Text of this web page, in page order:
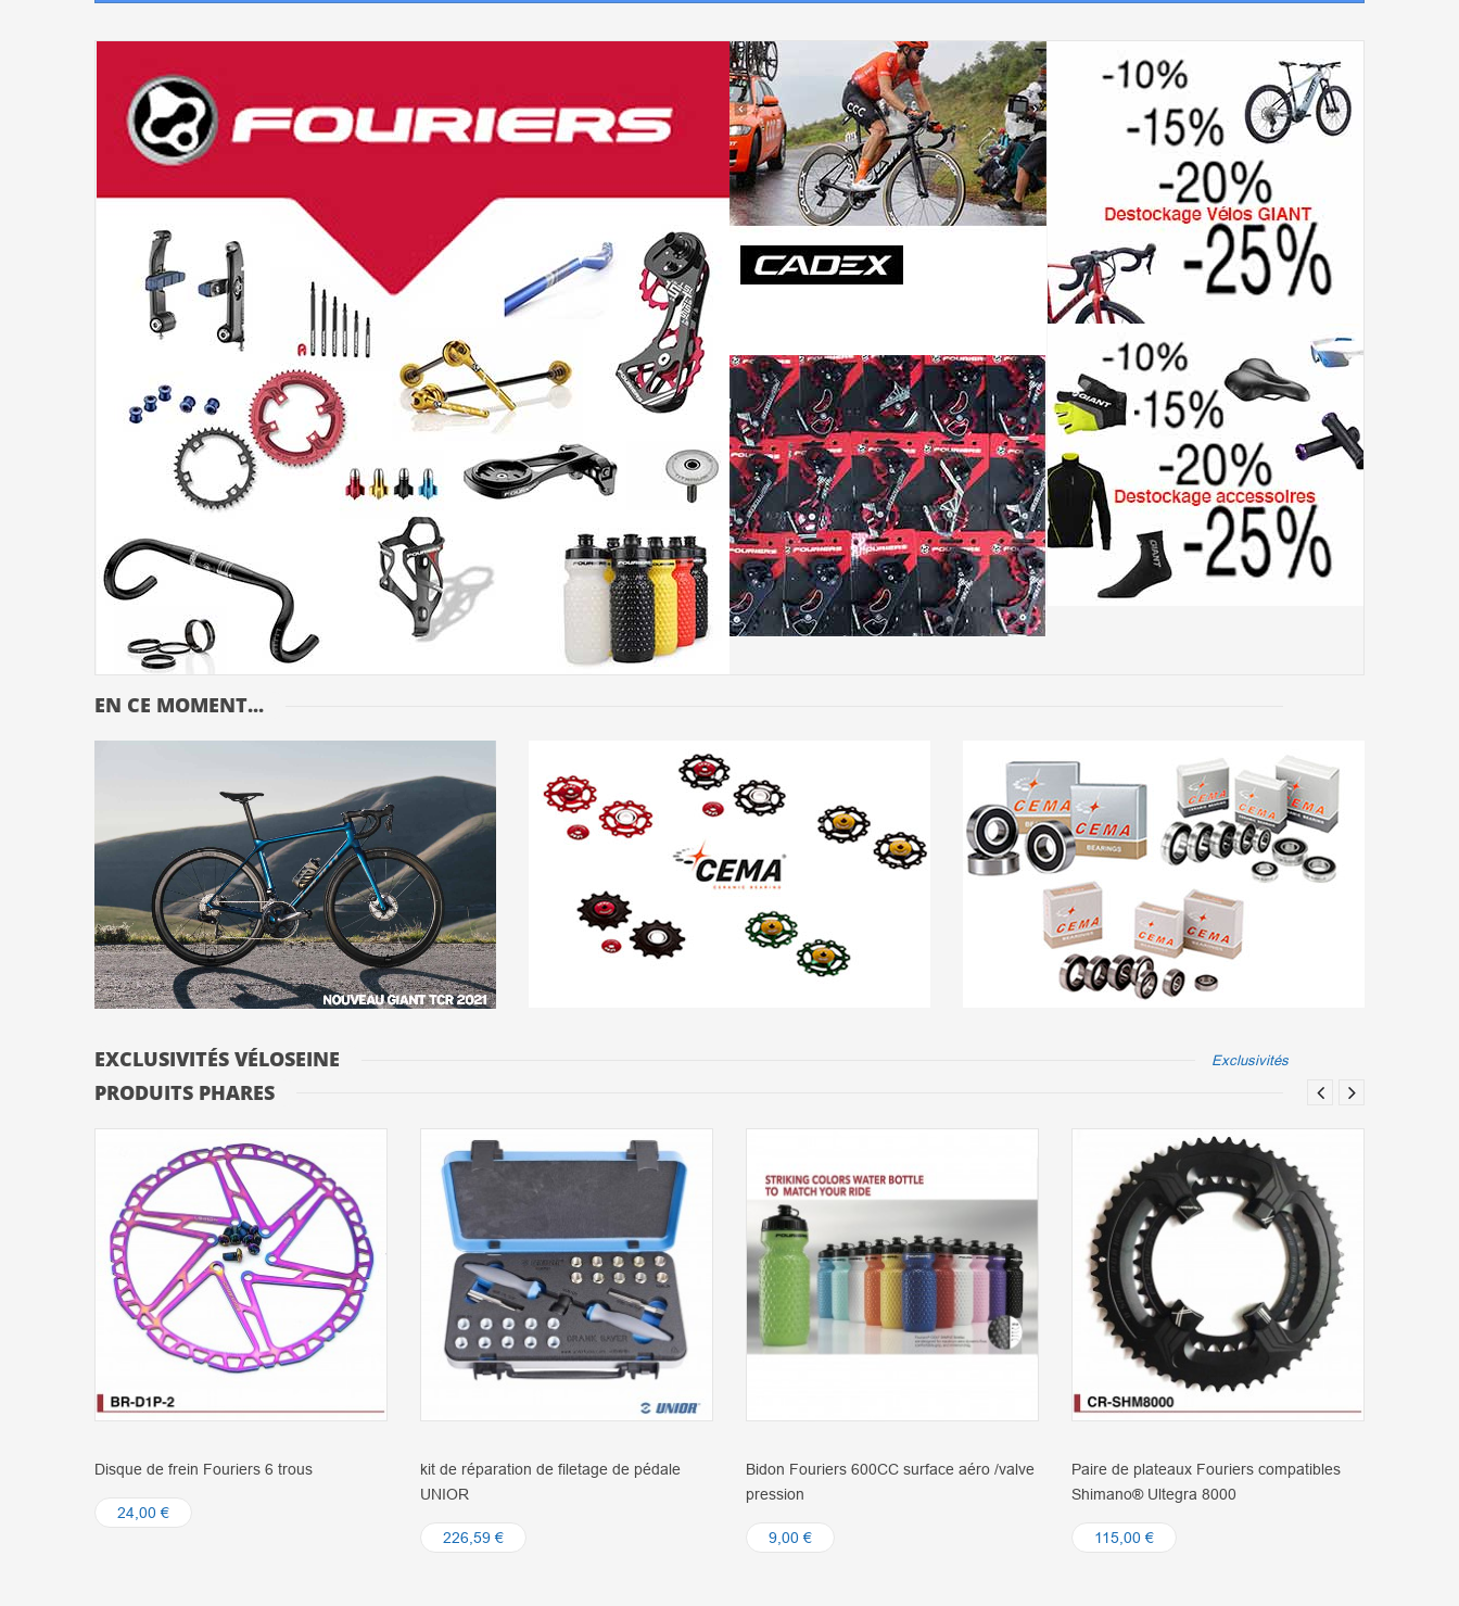
EN CE MOMENT...
EXCLUSIVITÉS VÉLOSEINE Exclusivités
PRODUITS PHARES
kit de réparation de filetage de pédale
Bidon Fouriers 600CC surface aéro /valve
pression
9,00 €
Paire de plateaux Fouriers compatibles
Shimano® Ultegra 8000
115,00 €
Chape Full céramique carbone grands
galets pour Shimano RD 9100 - 9150